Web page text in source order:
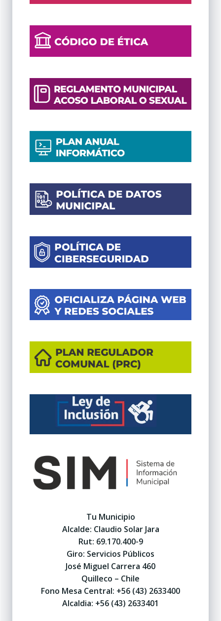
Tu Municipio
Alcalde: Claudio Solar Jara
Rut: 69.170.400-9
Giro: Servicios Públicos
José Miguel Carrera 460
Quilleco – Chile
Fono Mesa Central: +56 (43) 2633400
Alcaldia: +56 (43) 2633401